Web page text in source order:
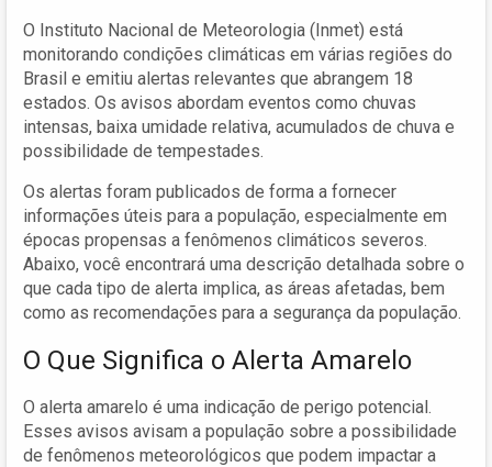
O Instituto Nacional de Meteorologia (Inmet) está
monitorando condições climáticas em várias regiões do
Brasil e emitiu alertas relevantes que abrangem 18
estados. Os avisos abordam eventos como chuvas
intensas, baixa umidade relativa, acumulados de chuva e
possibilidade de tempestades.
Os alertas foram publicados de forma a fornecer
informações úteis para a população, especialmente em
épocas propensas a fenômenos climáticos severos.
Abaixo, você encontrará uma descrição detalhada sobre o
que cada tipo de alerta implica, as áreas afetadas, bem
como as recomendações para a segurança da população.
O Que Significa o Alerta Amarelo
O alerta amarelo é uma indicação de perigo potencial.
Esses avisos avisam a população sobre a possibilidade
de fenômenos meteorológicos que podem impactar a